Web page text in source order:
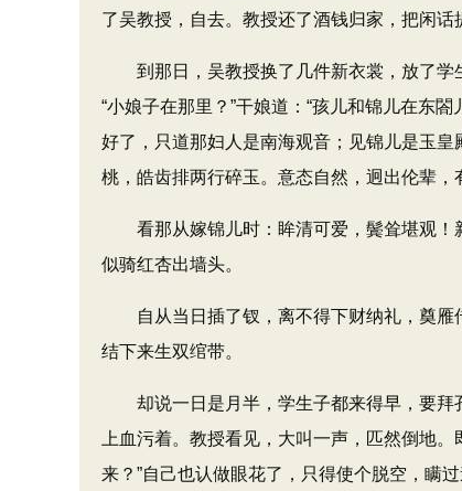
了吴教授，自去。教授还了酒钱归家，把闲话
到那日，吴教授换了几件新衣裳，放了学
“小娘子在那里？​”干娘道：​“孩儿和锦儿在东
好了，只道那妇人是南海观音；见锦儿是玉
桃，皓齿排两行碎玉。意态自然，迥出伦辈，
看那从嫁锦儿时：眸清可爱，鬓耸堪观！
似骑红杏出墙头。
自从当日插了钗，离不得下财纳礼，奠雁
结下来生双绾带。
却说一日是月半，学生子都来得早，要拜孔
上血污着。教授看见，大叫一声，匹然倒地
来？​”自己也认做眼花了，只得使个脱空，瞒